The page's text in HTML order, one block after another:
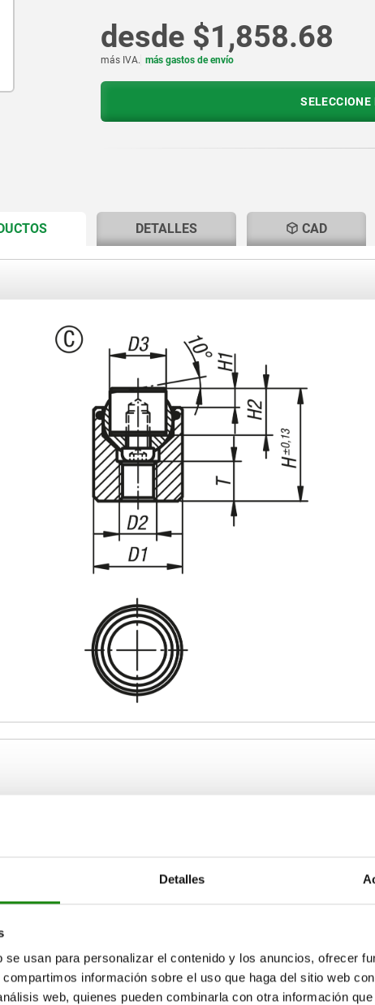
Detalles
usan para personalizar el contenido y los anuncios, ofrecer
información sobre el uso que haga del sitio web
web, quienes pueden combinarla con otra información
desde $1,858.68
más IVA. más gastos de envío
CURRENT
CURRENT
DETALLES CAD
C 10
20
22
30
veces al día a intervalos regulares.